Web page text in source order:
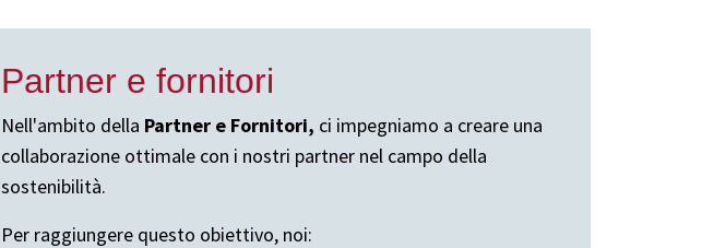
Partner e fornitori
Nell'ambito della Partner e Fornitori, ci impegniamo a creare una
collaborazione ottimale con i nostri partner nel campo della
sostenibilità.
Per raggiungere questo obiettivo, noi: